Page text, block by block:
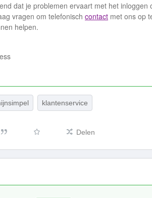
dat je problemen ervaart met het inloggen
vragen om telefonisch contact met ons op
helpen.
klantenservice
Delen